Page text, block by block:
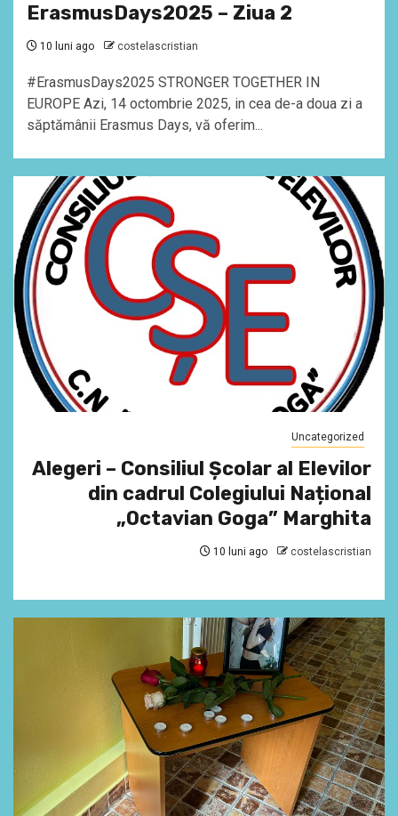
ErasmusDays2025 – Ziua 2
10 luni ago costelascristian
#ErasmusDays2025 STRONGER TOGETHER IN
EUROPE Azi, 14 octombrie 2025, in cea de-a doua zi a
săptămânii Erasmus Days, vă oferim...
Uncategorized
Alegeri – Consiliul Școlar al Elevilor
din cadrul Colegiului Național
„Octavian Goga” Marghita
10 luni ago costelascristian